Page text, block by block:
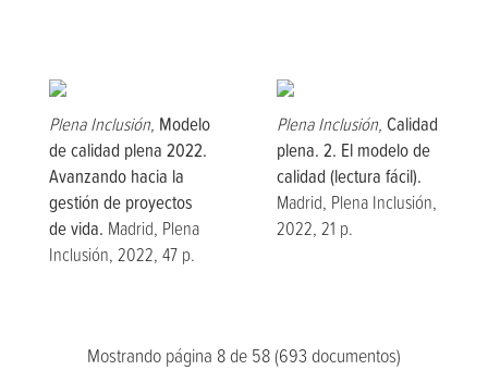
Plena Inclusión, Modelo
de calidad plena 2022.
Avanzando hacia la
gestión de proyectos
de vida. Madrid, Plena
Inclusión, 2022, 47 p.
Plena Inclusión,Calidad
plena. 2. El modelo de
calidad (lectura fácil).
Madrid, Plena Inclusión,
2022, 21 p.
Mostrando página 8 de 58 (693 documentos)